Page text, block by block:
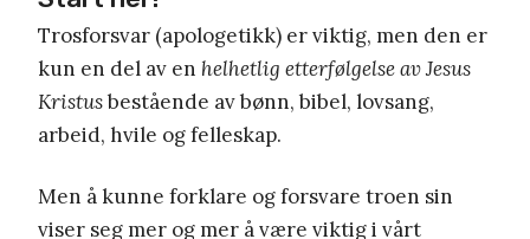
Trosforsvar (apologetikk) er viktig, men den er
kun en del av en helhetlig etterfølgelse av Jesus
Kristusbestående av bønn, bibel, lovsang,
arbeid, hvile og felleskap.
Men å kunne forklare og forsvare troen sin
viser seg mer og mer å være viktig i vårt